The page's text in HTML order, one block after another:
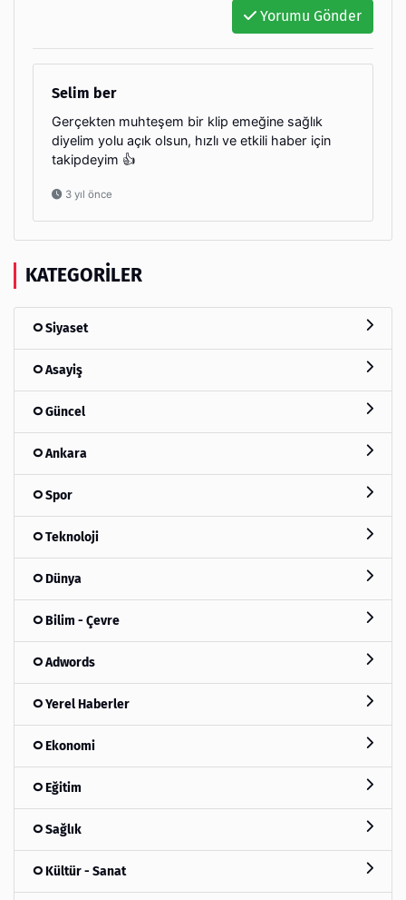
Yorumu Gönder
Selim ber
Gerçekten muhteşem bir klip emeğine sağlık
diyelim yolu açık olsun, hızlı ve etkili haber için
takipdeyim 👍
3 yıl önce
KATEGORILER
Siyaset
Asayiş
Güncel
Ankara
Spor
Teknoloji
Dünya
Bilim - Çevre
Adwords
Yerel Haberler
Ekonomi
Eğitim
Sağlık
Kültür - Sanat